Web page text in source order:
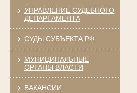
УПРАВЛЕНИЕ СУДЕБНОГО
ДЕПАРТАМЕНТА
СУДЫ СУБЪЕКТА РФ
МУНИЦИПАЛЬНЫЕ
ОРГАНЫ ВЛАСТИ
ВАКАНСИИ